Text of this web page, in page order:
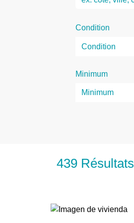
Condition
Minimum
439 Résultats